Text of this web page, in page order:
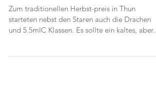
Wettfahrten
Zum traditionellen Herbst-preis in Thun
starteten nebst den Staren auch die Drachen